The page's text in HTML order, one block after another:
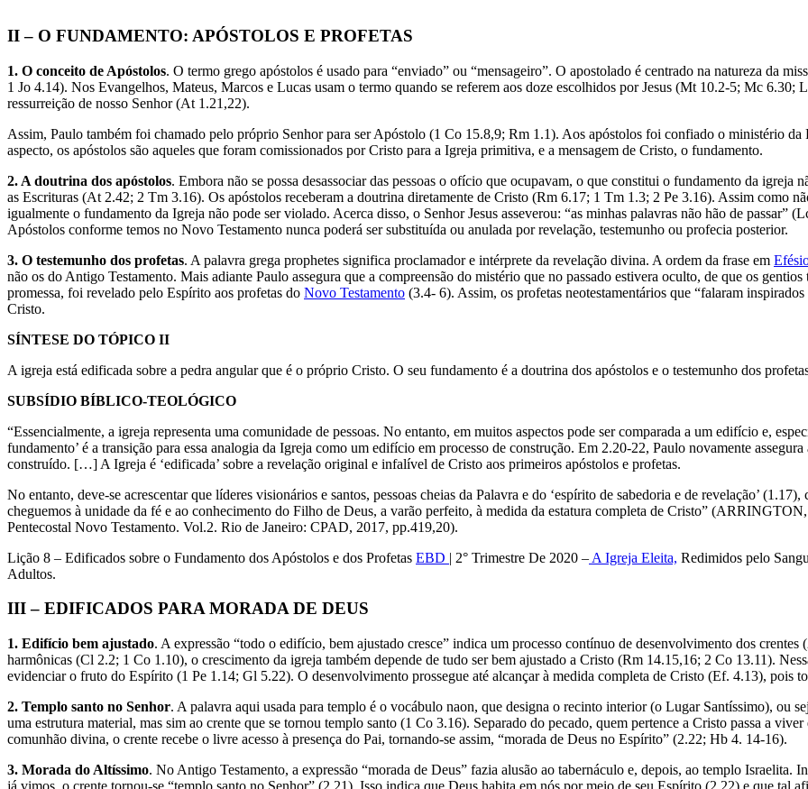
II – O FUNDAMENTO: APÓSTOLOS E PROFETAS
1. O conceito de Apóstolos. O termo grego apóstolos é usado para “enviado” ou “mensageiro”. O apostolado é centrado na natureza da
1 Jo 4.14). Nos Evangelhos, Mateus, Marcos e Lucas usam o termo quando se referem aos doze escolhidos por Jesus (Mt 10.2-5; Mc 6.30;
ressurreição de nosso Senhor (At 1.21,22).
Assim, Paulo também foi chamado pelo próprio Senhor para ser Apóstolo (1 Co 15.8,9; Rm 1.1). Aos apóstolos foi confiado o ministério
aspecto, os apóstolos são aqueles que foram comissionados por Cristo para a Igreja primitiva, e a mensagem de Cristo, o fundamento.
2. A doutrina dos apóstolos. Embora não se possa desassociar das pessoas o ofício que ocupavam, o que constitui o fundamento da igreja
as Escrituras (At 2.42; 2 Tm 3.16). Os apóstolos receberam a doutrina diretamente de Cristo (Rm 6.17; 1 Tm 1.3; 2 Pe 3.16). Assim como
igualmente o fundamento da Igreja não pode ser violado. Acerca disso, o Senhor Jesus asseverou: “as minhas palavras não hão de passar”
Apóstolos conforme temos no Novo Testamento nunca poderá ser substituída ou anulada por revelação, testemunho ou profecia posterior.
3. O testemunho dos profetas. A palavra grega prophetes significa proclamador e intérprete da revelação divina. A ordem da frase em
não os do Antigo Testamento. Mais adiante Paulo assegura que a compreensão do mistério que no passado estivera oculto, de que os
promessa, foi revelado pelo Espírito aos profetas do Novo Testamento (3.4- 6). Assim, os profetas neotestamentários que “falaram
Cristo.
SÍNTESE DO TÓPICO II
A igreja está edificada sobre a pedra angular que é o próprio Cristo. O seu fundamento é a doutrina dos apóstolos e o testemunho dos
SUBSÍDIO BÍBLICO-TEOLÓGICO
“Essencialmente, a igreja representa uma comunidade de pessoas. No entanto, em muitos aspectos pode ser comparada a um edifício e,
fundamento’ é a transição para essa analogia da Igreja como um edifício em processo de construção. Em 2.20-22, Paulo novamente
construído. […] A Igreja é ‘edificada’ sobre a revelação original e infalível de Cristo aos primeiros apóstolos e profetas.
No entanto, deve-se acrescentar que líderes visionários e santos, pessoas cheias da Palavra e do ‘espírito de sabedoria e de revelação’
cheguemos à unidade da fé e ao conhecimento do Filho de Deus, a varão perfeito, à medida da estatura completa de Cristo”
Pentecostal Novo Testamento. Vol.2. Rio de Janeiro: CPAD, 2017, pp.419,20).
Lição 8 – Edificados sobre o Fundamento dos Apóstolos e dos Profetas EBD | 2° Trimestre De 2020 – A Igreja Eleita, Redimidos pelo
Adultos.
III – EDIFICADOS PARA MORADA DE DEUS
1. Edifício bem ajustado. A expressão “todo o edifício, bem ajustado cresce” indica um processo contínuo de desenvolvimento dos
harmônicas (Cl 2.2; 1 Co 1.10), o crescimento da igreja também depende de tudo ser bem ajustado a Cristo (Rm 14.15,16; 2 Co 13.11).
evidenciar o fruto do Espírito (1 Pe 1.14; Gl 5.22). O desenvolvimento prossegue até alcançar à medida completa de Cristo (Ef. 4.13), pois
2. Templo santo no Senhor. A palavra aqui usada para templo é o vocábulo naon, que designa o recinto interior (o Lugar Santíssimo), ou
uma estrutura material, mas sim ao crente que se tornou templo santo (1 Co 3.16). Separado do pecado, quem pertence a Cristo passa a
comunhão divina, o crente recebe o livre acesso à presença do Pai, tornando-se assim, “morada de Deus no Espírito” (2.22; Hb 4. 14-16).
3. Morada do Altíssimo. No Antigo Testamento, a expressão “morada de Deus” fazia alusão ao tabernáculo e, depois, ao templo Israelita.
já vimos, o crente tornou-se “templo santo no Senhor” (2.21). Isso indica que Deus habita em nós por meio de seu Espírito (2.22) e que tal